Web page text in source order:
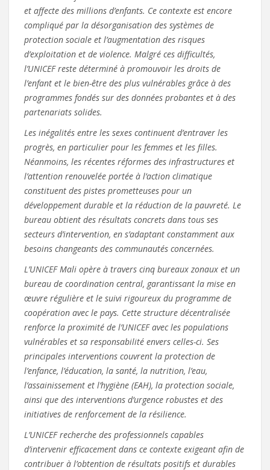
et affecte des millions d’enfants. Ce contexte est encore
compliqué par la désorganisation des systèmes de
protection sociale et l’augmentation des risques
d’exploitation et de violence. Malgré ces difficultés,
l’UNICEF reste déterminé à promouvoir les droits de
l’enfant et le bien-être des plus vulnérables grâce à des
programmes fondés sur des données probantes et à des
partenariats solides.
Les inégalités entre les sexes continuent d’entraver les
progrès, en particulier pour les femmes et les filles.
Néanmoins, les récentes réformes des infrastructures et
l’attention renouvelée portée à l’action climatique
constituent des pistes prometteuses pour un
développement durable et la réduction de la pauvreté. Le
bureau obtient des résultats concrets dans tous ses
secteurs d’intervention, en s’adaptant constamment aux
besoins changeants des communautés concernées.
L’UNICEF Mali opère à travers cinq bureaux zonaux et un
bureau de coordination central, garantissant la mise en
œuvre régulière et le suivi rigoureux du programme de
coopération avec le pays. Cette structure décentralisée
renforce la proximité de l’UNICEF avec les populations
vulnérables et sa responsabilité envers celles-ci. Ses
principales interventions couvrent la protection de
l’enfance, l’éducation, la santé, la nutrition, l’eau,
l’assainissement et l’hygiène (EAH), la protection sociale,
ainsi que des interventions d’urgence robustes et des
initiatives de renforcement de la résilience.
L’UNICEF recherche des professionnels capables
d’intervenir efficacement dans ce contexte exigeant afin de
contribuer à l’obtention de résultats positifs et durables